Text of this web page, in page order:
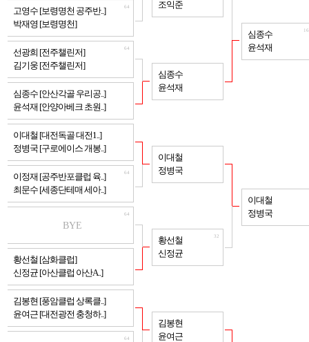
고영수 [보령명천 공주반..]
박재영 [보령명천]
64
선광희 [전주챌린저]
김기웅 [전주챌린저]
64
심종수 [안산각골 우리공..]
윤석재 [안양아베크 초원..]
이대철 [대전독골 대전1..]
정병국 [구로에이스 개봉..]
이정재 [공주반포클럽 육..]
최문수 [세종단테매 세아..]
64
BYE
64
황선철 [삼화클럽]
신정균 [아산클럽 아산A..]
김봉현 [풍암클럽 상록클..]
윤여근 [대전광전 충청하..]
64
조익준
심종수
윤석재
이대철
정병국
황선철
신정균
32
김봉현
윤여근
심종수
윤석재
16
이대철
정병국